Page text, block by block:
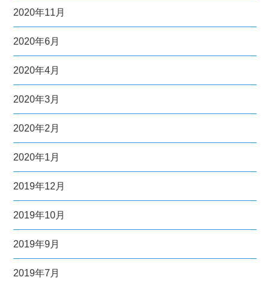
2020年11月
2020年6月
2020年4月
2020年3月
2020年2月
2020年1月
2019年12月
2019年10月
2019年9月
2019年7月